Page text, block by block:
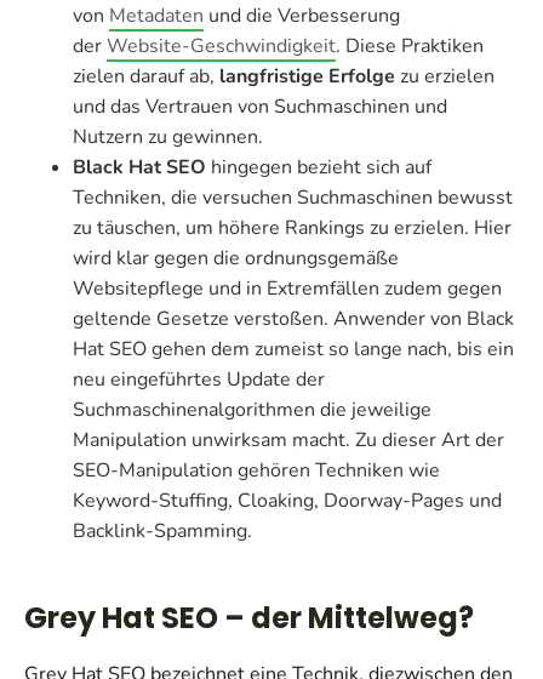
von Metadaten und die Verbesserung
derWebsite-Geschwindigkeit. Diese Praktiken
zielen darauf ab, langfristige Erfolge zu erzielen
und das Vertrauen von Suchmaschinen und
Nutzern zu gewinnen.
Black Hat SEO hingegen bezieht sich auf
Techniken, die versuchen Suchmaschinen bewusst
zu täuschen, um höhere Rankings zu erzielen. Hier
wird klar gegen die ordnungsgemäße
Websitepflege und in Extremfällen zudem gegen
geltende Gesetze verstoßen. Anwender von Black
Hat SEO gehen dem zumeist so lange nach, bis ein
neu eingeführtes Update der
Suchmaschinenalgorithmen die jeweilige
Manipulation unwirksam macht. Zu dieser Art der
SEO-Manipulation gehören Techniken wie
Keyword-Stuffing, Cloaking, Doorway-Pages und
Backlink-Spamming.
Grey Hat SEO – der Mittelweg?